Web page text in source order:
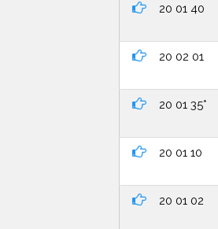
20 01 40
20 02 01
20 01 35*
20 01 10
20 01 02